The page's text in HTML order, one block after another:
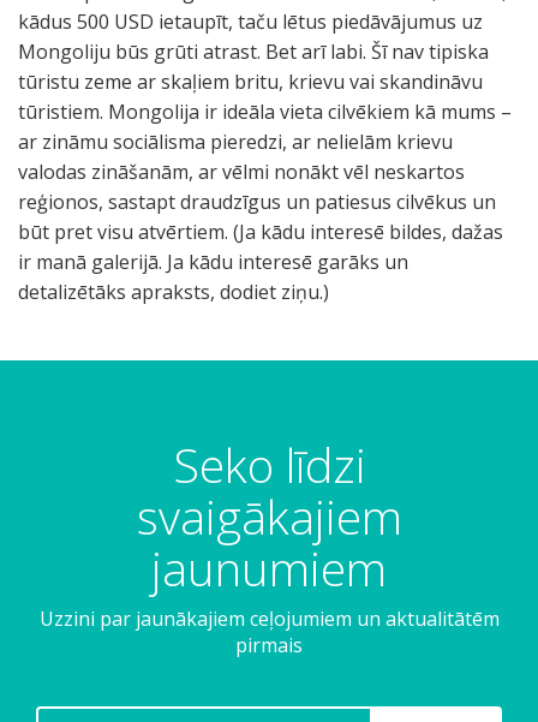
Seko līdzi
svaigākajiem
jaunumiem
Uzzini par jaunākajiem ceļojumiem un aktualitātēm
pirmais